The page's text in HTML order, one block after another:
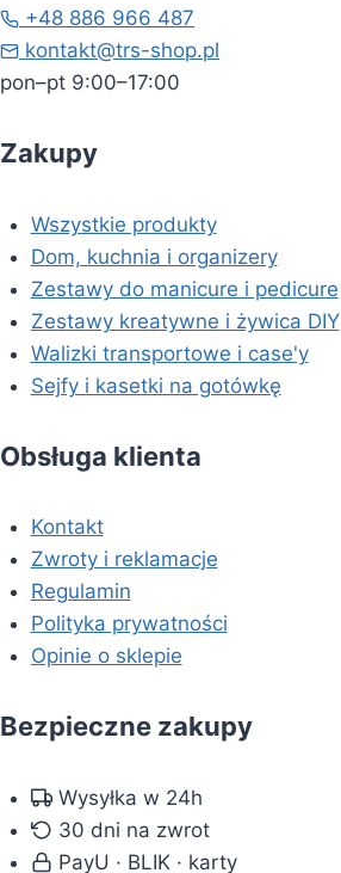
+48 886 966 487
kontakt@trs-shop.pl
pon–pt 9:00–17:00
Zakupy
Wszystkie produkty
Dom, kuchnia i organizery
Zestawy do manicure i pedicure
Zestawy kreatywne i żywica DIY
Walizki transportowe i case'y
Sejfy i kasetki na gotówkę
Obsługa klienta
Kontakt
Zwroty i reklamacje
Regulamin
Polityka prywatności
Opinie o sklepie
Bezpieczne zakupy
Wysyłka w 24h
30 dni na zwrot
PayU · BLIK · karty